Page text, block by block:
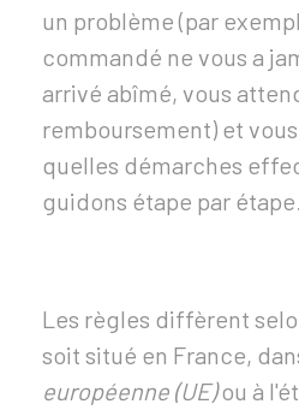
un problème (par
commandé ne vous a
arrivé abîmé, vous
remboursement) et
quelles démarches
guidons étape par étape.
Les règles diffèrent
soit situé en France,
européenne (UE)ou à